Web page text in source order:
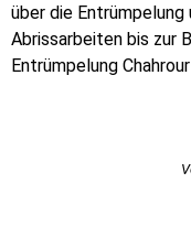
über die
Abrissarbeiten bis zur
Entrümpelung